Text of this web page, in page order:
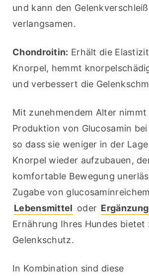
und kann den Gelenkverschleiß
verlangsamen.
Chondroitin: Erhält die
Knorpel, hemmt
und verbessert die
Mit zunehmendem Alter
Produktion von Glucosamin
so dass sie weniger in der
Knorpel wieder aufzubauen,
komfortable Bewegung
Lebensmittel oder
Ernährung Ihres Hundes bietet
Gelenkschutz.
In Kombination sind diese